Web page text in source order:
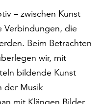
– zwischen Kunst
Verbindungen, die
Beim Betrachten
wir, mit
bildende Kunst
der Musik